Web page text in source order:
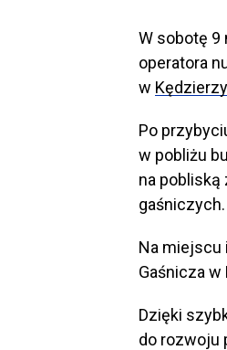
W sobotę 9
operatora
w
Po
w pobliżu
na pobliską
gaśniczych.
Na miejscu
Gaśnicza
Dzięki
do rozwoju